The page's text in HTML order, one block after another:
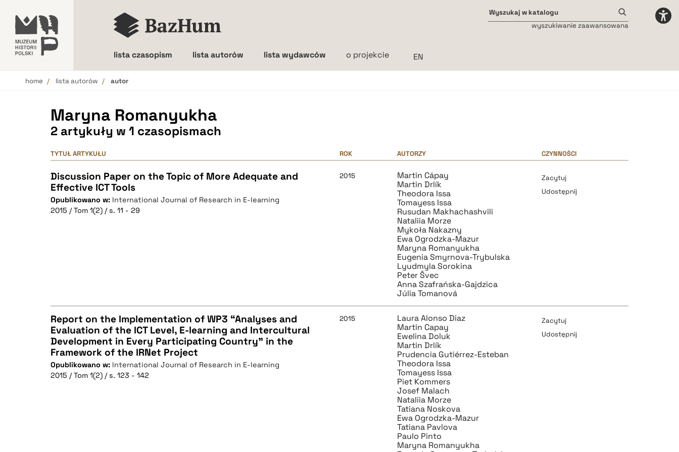
lista czasopism lista autorów lista wydawców o projekcie
wyszukiwanie zaawansowana
home lista autorów autor
Maryna Romanyukha
2 artykuły w 1 czasopismach
TYTUŁ ARTYKUŁU ROK AUTORZY CZYNNOŚCI
Discussion Paper on the Topic of More Adequate and
Effective ICT Tools
Opublikowano w: International Journal of Research in E-learning
2015 / Tom 1(2) / s. 11 - 29
2015
Martin Cápay
Martin Drlík
Theodora Issa
Tomayess Issa
Rusudan Makhachashvili
Nataliia Morze
Mykoła Nakazny
Ewa Ogrodzka-Mazur
Maryna Romanyukha
Eugenia Smyrnova-Trybulska
Lyudmyla Sorokina
Peter Švec
Anna Szafrańska-Gajdzica
Júlia Tomanová
Zacytuj
Udostępnij
CZYSTY TEKST
Report on the Implementation of WP3 “Analyses and
Evaluation of the ICT Level, E-learning and Intercultural
Development in Every Participating Country” in the
Framework of the IRNet Project
Opublikowano w: International Journal of Research in E-learning
2015 / Tom 1(2) / s. 123 - 142
2015
Laura Alonso Diaz
Martin Capay
Ewelina Doluk
Martin Drlík
Prudencia Gutiérrez-Esteban
Theodora Issa
Tomayess Issa
Piet Kommers
Josef Malach
Nataliia Morze
Tatiana Noskova
Ewa Ogrodzka-Mazur
Tatiana Pavlova
Paulo Pinto
Maryna Romanyukha
Zacytuj
Udostępnij